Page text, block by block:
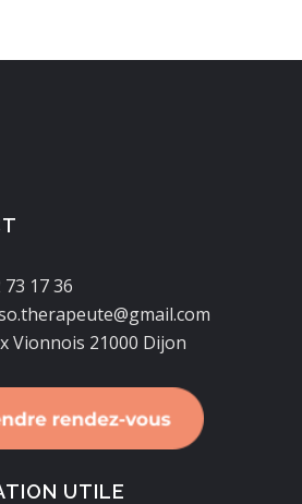
73 17 36
Vionnois 21000 Dijon
UTILE